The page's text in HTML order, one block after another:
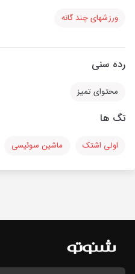
ورزشهای چند گانه
رده سنی
محتوای تمیز
تگ ها
اولی اشتک ماشین سوئیسی